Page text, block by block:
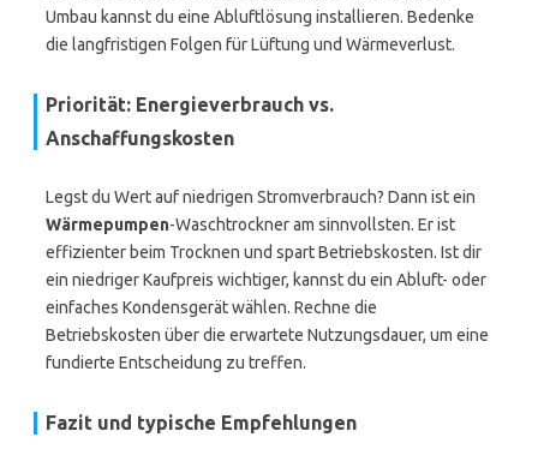
Umbau kannst du eine Abluftlösung installieren. Bedenke
die langfristigen Folgen für Lüftung und Wärmeverlust.
Priorität: Energieverbrauch vs.
Anschaffungskosten
Legst du Wert auf niedrigen Stromverbrauch? Dann ist ein
Wärmepumpen-Waschtrockner am sinnvollsten. Er ist
effizienter beim Trocknen und spart Betriebskosten. Ist dir
ein niedriger Kaufpreis wichtiger, kannst du ein Abluft- oder
einfaches Kondensgerät wählen. Rechne die
Betriebskosten über die erwartete Nutzungsdauer, um eine
fundierte Entscheidung zu treffen.
Fazit und typische Empfehlungen